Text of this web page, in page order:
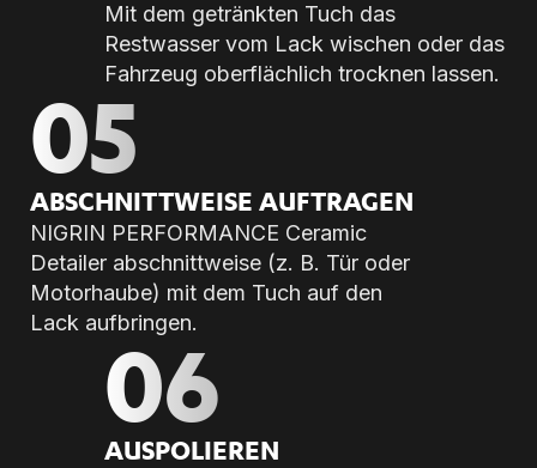
Mit dem getränkten Tuch das
Restwasser vom Lack wischen oder das
Fahrzeug oberflächlich trocknen lassen.
05
AB­SCHNITT­WEI­SE AUF­TRA­GEN
NIGRIN PERFORMANCE Ceramic
Detailer abschnittweise (z. B. Tür oder
Motorhaube) mit dem Tuch auf den
Lack aufbringen.
06
AUS­PO­LIE­REN